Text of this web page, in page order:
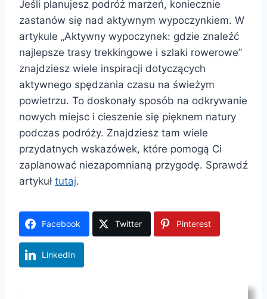
Jeśli planujesz podróż marzeń, koniecznie
zastanów się nad aktywnym wypoczynkiem. W
artykule „Aktywny wypoczynek: gdzie znaleźć
najlepsze trasy trekkingowe i szlaki rowerowe”
znajdziesz wiele inspiracji dotyczących
aktywnego spędzania czasu na świeżym
powietrzu. To doskonały sposób na odkrywanie
nowych miejsc i cieszenie się pięknem natury
podczas podróży. Znajdziesz tam wiele
przydatnych wskazówek, które pomogą Ci
zaplanować niezapomnianą przygodę. Sprawdź
artykuł tutaj.
Facebook Twitter Pinterest
LinkedIn